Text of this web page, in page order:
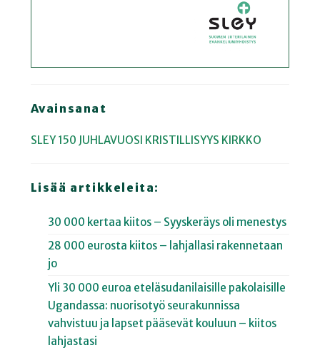
Avainsanat
SLEY 150 JUHLAVUOSI KRISTILLISYYS KIRKKO
Lisää artikkeleita:
30 000 kertaa kiitos – Syyskeräys oli menestys
28 000 eurosta kiitos – lahjallasi rakennetaan
jo
Yli 30 000 euroa eteläsudanilaisille pakolaisille
Ugandassa: nuorisotyö seurakunnissa
vahvistuu ja lapset pääsevät kouluun – kiitos
lahjastasi